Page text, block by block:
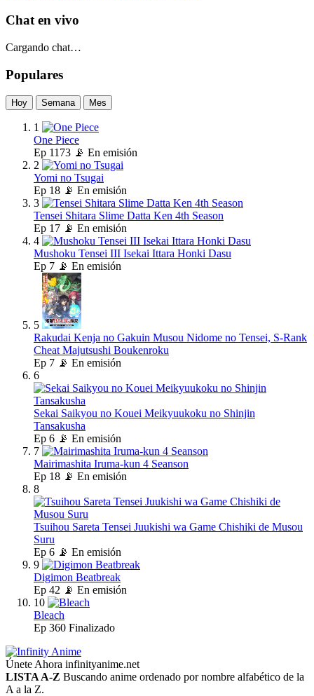
Chat en vivo
Cargando chat…
Populares
Hoy Semana Mes
1
One Piece
Ep 1173 📡 En emisión
2
Yomi no Tsugai
Ep 18 📡 En emisión
3
Tensei Shitara Slime Datta Ken 4th Season
Ep 17 📡 En emisión
4
Mushoku Tensei III Isekai Ittara Honki Dasu
Ep 7 📡 En emisión
5
Rakudai Kenja no Gakuin Musou Nidome no Tensei, S-Rank
Cheat Majutsushi Boukenroku
Ep 7 📡 En emisión
6
Sekai Saikyou no Kouei Meikyuukoku no Shinjin
Tansakusha
Ep 6 📡 En emisión
7
Mairimashita Iruma-kun 4 Seanson
Ep 18 📡 En emisión
8
Tsuihou Sareta Tensei Juukishi wa Game Chishiki de Musou
Suru
Ep 6 📡 En emisión
9
Digimon Beatbreak
Ep 42 📡 En emisión
10
Bleach
Ep 360 Finalizado
Únete Ahora infinityanime.net
LISTA A-Z Buscando anime ordenado por nombre alfabético de la
A a la Z.